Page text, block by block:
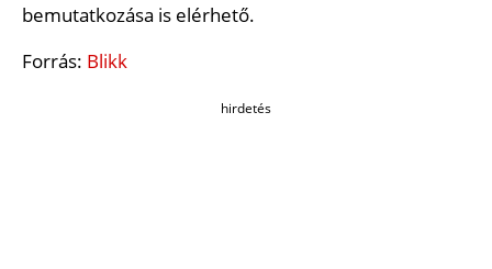
bemutatkozása is elérhető.
Forrás: Blikk
hirdetés